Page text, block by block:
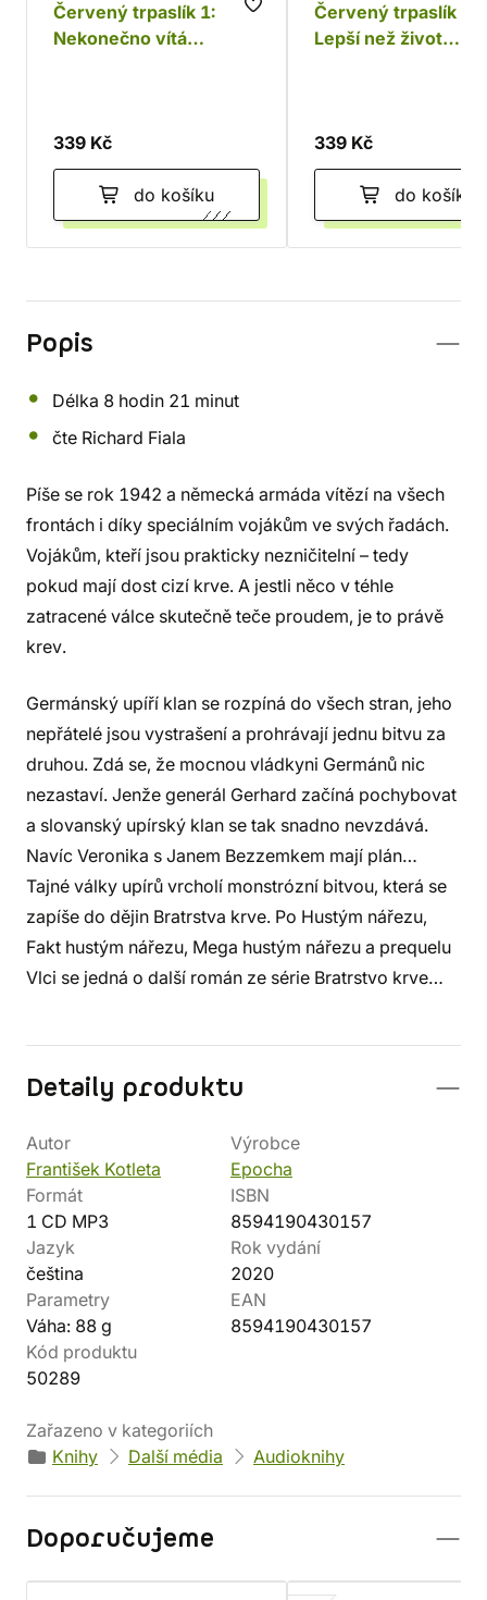
Červený trpaslík 1:
Nekonečno vítá
339 Kč
do košíku
Červený trpaslík 2:
Lepší než život
339 Kč
do košíku
Popis
Délka 8 hodin 21 minut
čte Richard Fiala
Píše se rok 1942 a německá armáda vítězí na všech
frontách i díky speciálním vojákům ve svých řadách.
Vojákům, kteří jsou prakticky nezničitelní – tedy
pokud mají dost cizí krve. A jestli něco v téhle
zatracené válce skutečně teče proudem, je to právě
krev.
Germánský upíří klan se rozpíná do všech stran, jeho
nepřátelé jsou vystrašení a prohrávají jednu bitvu za
druhou. Zdá se, že mocnou vládkyni Germánů nic
nezastaví. Jenže generál Gerhard začíná pochybovat
a slovanský upírský klan se tak snadno nevzdává.
Navíc Veronika s Janem Bezzemkem mají plán…
Tajné války upírů vrcholí monstrózní bitvou, která se
zapíše do dějin Bratrstva krve. Po Hustým nářezu,
Fakt hustým nářezu, Mega hustým nářezu a prequelu
Vlci se jedná o další román ze série Bratrstvo krve…
Detaily produktu
Autor
František Kotleta
Výrobce
Epocha
Formát
1 CD MP3
ISBN
8594190430157
Jazyk
čeština
Rok vydání
2020
Parametry
Váha: 88 g
EAN
8594190430157
Kód produktu
50289
Zařazeno v kategoriích
Knihy
Další média Audioknihy
Doporučujeme